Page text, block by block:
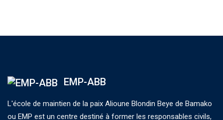
EMP-ABB
L'école de maintien de la paix Alioune Blondin Beye de Bamako
ou EMP est un centre destiné à former les responsables civils,